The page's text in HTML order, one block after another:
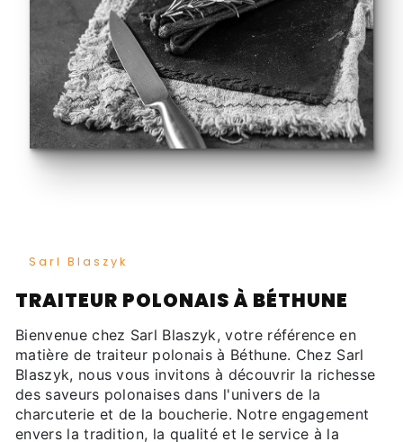
Sarl Blaszyk
TRAITEUR POLONAIS À BÉTHUNE
Bienvenue chez Sarl Blaszyk, votre référence en
matière de traiteur polonais à Béthune. Chez Sarl
Blaszyk, nous vous invitons à découvrir la richesse
des saveurs polonaises dans l'univers de la
charcuterie et de la boucherie. Notre engagement
envers la tradition, la qualité et le service à la